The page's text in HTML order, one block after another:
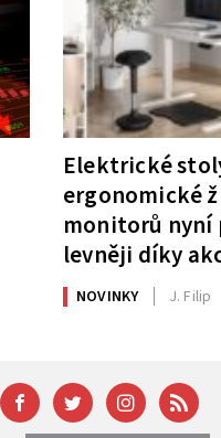
Elektrické
ergonomické
monitorů
levněji díky
NOVINKY J. Filip